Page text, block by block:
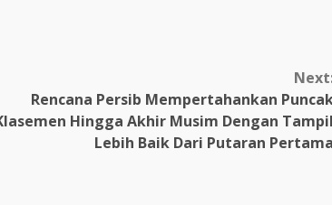
Rencana Persib Mempertahankan
Hingga Akhir Musim Dengan Tampil
Lebih Baik Dari Putaran Pertama